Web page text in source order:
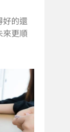
好的還
來更順